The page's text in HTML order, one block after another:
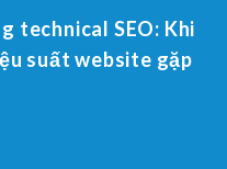
technical SEO: Khi
suất website gặp